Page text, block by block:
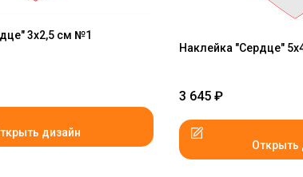
3x2,5 см №1
дизайн
Наклейка "Сердце"
3 645 ₽
Открыть